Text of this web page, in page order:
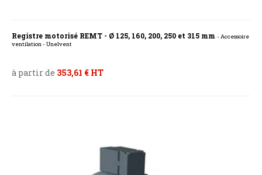
Registre motorisé REMT - Ø 125, 160, 200, 250 et 315 mm - Accessoire
ventilation - Unelvent
à partir de 353,61 € HT